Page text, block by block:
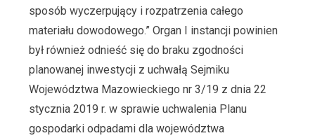
sposób wyczerpujący i rozpatrzenia całego
materiału dowodowego.” Organ I instancji powinien
był również odnieść się do braku zgodności
planowanej inwestycji z uchwałą Sejmiku
Województwa Mazowieckiego nr 3/19 z dnia 22
stycznia 2019 r. w sprawie uchwalenia Planu
gospodarki odpadami dla województwa